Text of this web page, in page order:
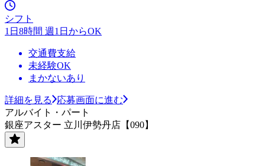
シフト
1日8時間 週1日からOK
交通費支給
未経験OK
まかないあり
詳細を見る
応募画面に進む
アルバイト・パート
銀座アスター 立川伊勢丹店【090】